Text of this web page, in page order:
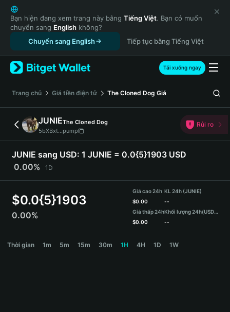
English
日本語
Tiếng Việt
Русский
Español (Latinoamérica)
Türkçe
Français
Deutsch
简体中文
繁體中文
Português (Portugal)
Bahasa Indonesia
ภาษาไทย
हिन्दी
Español
Português (Brasil)
Bạn hiện đang xem trang này bằng Tiếng Việt. Bạn có muốn
chuyển sang English không?
Chuyển sang English
Tiếp tục bằng Tiếng Việt
Tải xuống ngay
‌Trang chủ Giá tiền điện tử The Cloned Dog Giá
JUNIEThe Cloned Dog
5bXBxt...pump
Rủi ro
JUNIE sang USD: 1 JUNIE = 0.0{5}1903 USD
0.00%
1D
$0.0{5}1903
0.00%
Giá cao 24h
$0.00
Giá thấp 24h
$0.00
KL 24h (JUNIE)
--
Khối lượng 24h(USDT)
--
Thời gian 1m 5m 15m 30m 1H 4H 1D 1W